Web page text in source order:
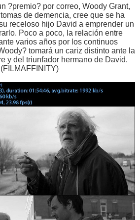
?premio? por correo, Woody Grant,
de demencia, cree que se ha
receloso hijo David a emprender un
Poco a poco, la relación entre
varios años por los continuos
tomará un cariz distinto ante la
y del triunfador hermano de David.
(FILMAFFINITY)